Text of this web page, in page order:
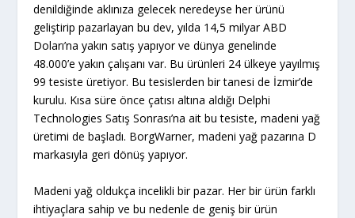
denildiğinde aklınıza gelecek neredeyse her ürünü
geliştirip pazarlayan bu dev, yılda 14,5 milyar ABD
Doları’na yakın satış yapıyor ve dünya genelinde
48.000’e yakın çalışanı var. Bu ürünleri 24 ülkeye yayılmış
99 tesiste üretiyor. Bu tesislerden bir tanesi de İzmir’de
kurulu. Kısa süre önce çatısı altına aldığı Delphi
Technologies Satış Sonrası’na ait bu tesiste, madeni yağ
üretimi de başladı. BorgWarner, madeni yağ pazarına D
markasıyla geri dönüş yapıyor.
Madeni yağ oldukça incelikli bir pazar. Her bir ürün farklı
ihtiyaçlara sahip ve bu nedenle de geniş bir ürün